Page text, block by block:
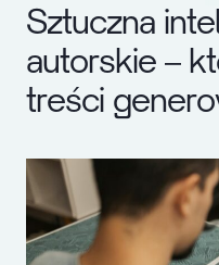
Sztuczna inte
autorskie – kt
treści genero